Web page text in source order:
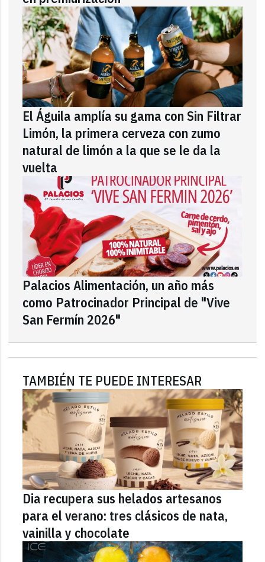
El Águila amplía su gama con Sin Filtrar
Limón, la primera cerveza con zumo
natural de limón a la que se le da la
vuelta
Palacios Alimentación, un año más
como Patrocinador Principal de "Vive
San Fermín 2026"
TAMBIÉN TE PUEDE INTERESAR
Dia recupera sus helados artesanos
para el verano: tres clásicos de nata,
vainilla y chocolate